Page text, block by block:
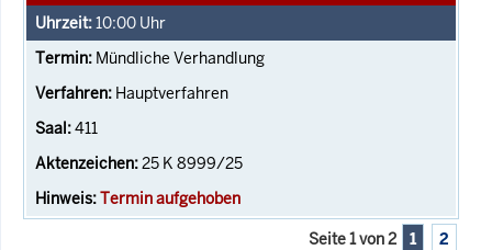
10:00 Uhr
Mündliche Verhandlung
Hauptverfahren
411
25 K 8999/25
Termin aufgehoben
Seite 1 von 2 1 2